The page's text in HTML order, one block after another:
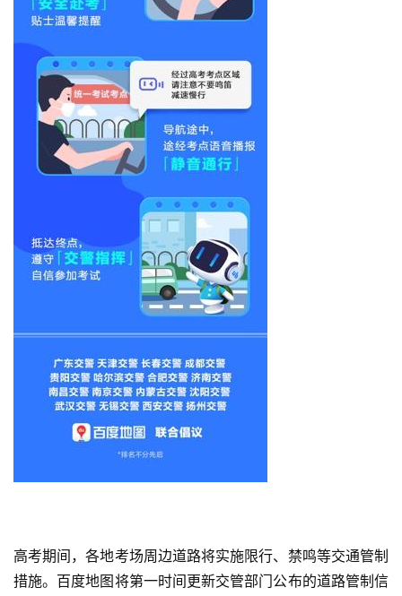
首
页
高考期间，各地考场周边道路将实施限行、禁鸣等交通管制
措施。百度地图将第一时间更新交管部门公布的道路管制信